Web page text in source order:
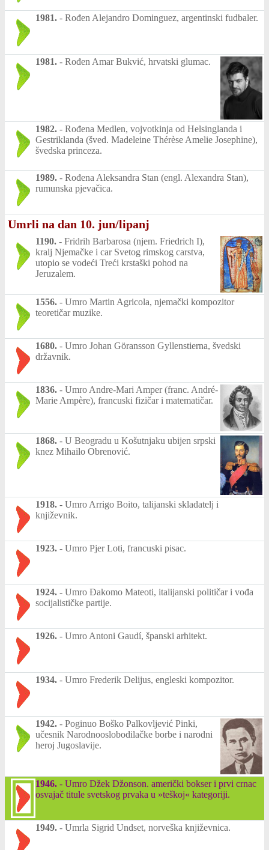
1981. - Rođen Alejandro Dominguez, argentinski fudbaler.
1981. - Rođen Amar Bukvić, hrvatski glumac.
1982. - Rođena Medlen, vojvotkinja od Helsinglanda i
Gestriklanda (šved. Madeleine Thérèse Amelie Josephine),
švedska princeza.
1989. - Rođena Aleksandra Stan (engl. Alexandra Stan),
rumunska pjevačica.
Umrli na dan 10. jun/lipanj
1190. - Fridrih Barbarosa (njem. Friedrich I),
kralj Njemačke i car Svetog rimskog carstva,
utopio se vodeći Treći krstaški pohod na
Jeruzalem.
1556. - Umro Martin Agricola, njemački kompozitor
teoretičar muzike.
1680. - Umro Johan Göransson Gyllenstierna, švedski
državnik.
1836. - Umro Andre-Mari Amper (franc. André-
Marie Ampère), francuski fizičar i matematičar.
1868. - U Beogradu u Košutnjaku ubijen srpski
knez Mihailo Obrenović.
1918. - Umro Arrigo Boito, talijanski skladatelj i
književnik.
1923. - Umro Pjer Loti, francuski pisac.
1924. - Umro Đakomo Mateoti, italijanski političar i vođa
socijalističke partije.
1926. - Umro Antoni Gaudí, španski arhitekt.
1934. - Umro Frederik Delijus, engleski kompozitor.
1942. - Poginuo Boško Palkovljević Pinki,
učesnik Narodnooslobodilačke borbe i narodni
heroj Jugoslavije.
1946. - Umro Džek Džonson. američki bokser i prvi crnac
osvajač titule svetskog prvaka u »teškoj« kategoriji.
1949. - Umrla Sigrid Undset, norveška književnica.